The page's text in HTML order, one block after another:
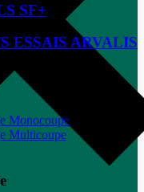
SF+
ESSAIS ARVALIS
Monocoupe
Multicoupe